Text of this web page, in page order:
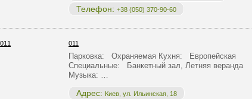
Телефон: +38 (050) 370-90-60
011
Парковка: Охраняемая Кухня: Европейская
Специальные: Банкетный зал, Летняя веранда
Музыка: …
Адрес: Киев, ул. Ильинская, 18